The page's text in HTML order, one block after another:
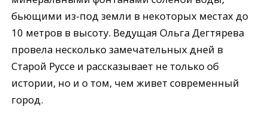
бьющими из-под земли в некоторых местах до
10 метров в высоту. Ведущая Ольга Дегтярева
провела несколько замечательных дней в
Старой Руссе и рассказывает не только об
истории, но и о том, чем живет современный
город.